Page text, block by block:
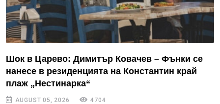
Шок в Царево: Димитър Ковачев – Фънки се
нанесе в резиденцията на Константин край
плаж „Нестинарка“
AUGUST 05, 2026 4704